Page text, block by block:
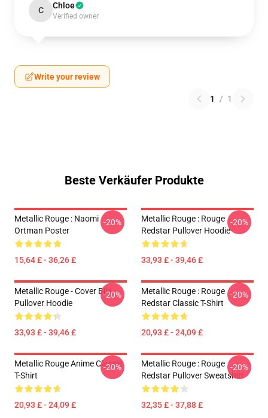
C Chloe
Verified owner
Write your review
1 / 1
Beste Verkäufer Produkte
Metallic Rouge : Naomi
Ortman Poster
15,64 £ - 36,26 £
-20%
Metallic Rouge : Rouge
Redstar Pullover Hoodie
33,93 £ - 39,46 £
-20%
Metallic Rouge - Cover Bild
Pullover Hoodie
33,93 £ - 39,46 £
-20%
Metallic Rouge : Rouge
Redstar Classic T-Shirt
20,93 £ - 24,09 £
-20%
Metallic Rouge Anime Classic
T-Shirt
20,93 £ - 24,09 £
-20%
Metallic Rouge : Rouge
Redstar Pullover Sweatshirt
32,35 £ - 37,88 £
-20%